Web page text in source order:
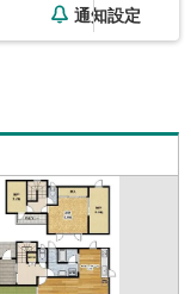
通知設定